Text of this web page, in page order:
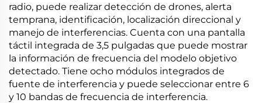
radio, puede realizar detección de drones, alerta
temprana, identificación, localización direccional y
manejo de interferencias. Cuenta con una pantalla
táctil integrada de 3,5 pulgadas que puede mostrar
la información de frecuencia del modelo objetivo
detectado. Tiene ocho módulos integrados de
fuente de interferencia y puede seleccionar entre 6
y 10 bandas de frecuencia de interferencia.